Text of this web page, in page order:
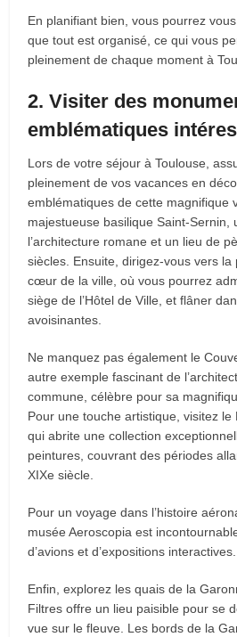
En planifiant bien, vous pourrez
que tout est organisé, ce qui vous
pleinement de chaque moment à
2. Visiter des
emblématiques
Lors de votre séjour à Toulouse,
pleinement de vos vacances en
emblématiques de cette magnifique
majestueuse basilique Saint-Sernin,
l’architecture romane et un lieu de
siècles. Ensuite, dirigez-vous vers la
cœur de la ville, où vous pourrez
siège de l’Hôtel de Ville, et flâner
avoisinantes.
Ne manquez pas également le
autre exemple fascinant de
commune, célèbre pour sa
Pour une touche artistique, visitez le
qui abrite une collection
peintures, couvrant des périodes
XIXe siècle.
Pour un voyage dans l’histoire
musée Aeroscopia est
d’avions et d’expositions interactives.
Enfin, explorez les quais de la
Filtres offre un lieu paisible pour se
vue sur le fleuve. Les bords de la